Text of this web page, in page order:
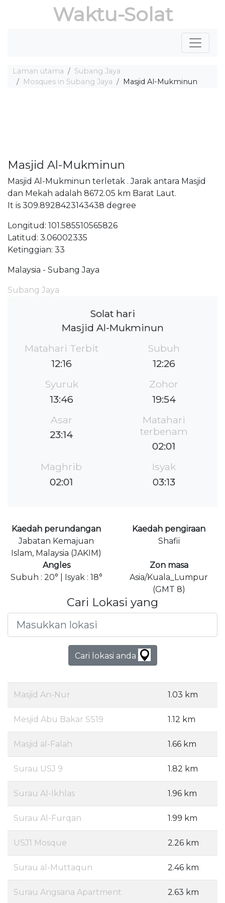
Waktu-Solat
Laman utama
Subang Jaya
Mosques in Subang Jaya
Masjid Al-Mukminun
Masjid Al-Mukminun
Masjid Al-Mukminun terletak . Jarak antara Masjid
dan Mekah adalah 8672.05 km Barat Laut.
It is 309.8928423143438 degree
Longitud: 101.585510565826
Latitud: 3.06002335
Ketinggian: 33
Malaysia - Subang Jaya
Subang Jaya
Solat hari
Masjid Al-Mukminun
Matahari Terbit
12:16
Subuh
12:26
Syuruk
13:46
Zohor
19:54
Asar
23:14
Matahari
terbenam
02:01
Maghrib
02:01
Isyak
03:13
Kaedah perundangan
Jabatan Kemajuan
Islam, Malaysia (JAKIM)
Kaedah pengiraan
Shafii
Angles
Subuh : 20° | Isyak : 18°
Zon masa
Asia/Kuala_Lumpur
(GMT 8)
Cari Lokasi yang
Cari lokasi anda
Masjid An-Nur 1.03 km
Mesjid Abu Bakar SS19 1.12 km
Masjid al-Falah 1.66 km
Surau USJ 9 1.82 km
Surau Al-Ikhlas 1.96 km
Surau Al-Furqan 1.99 km
USJ1 Mosque 2.26 km
Surau al-Muttaqun 2.46 km
Surau Angsana Apartment 2.63 km